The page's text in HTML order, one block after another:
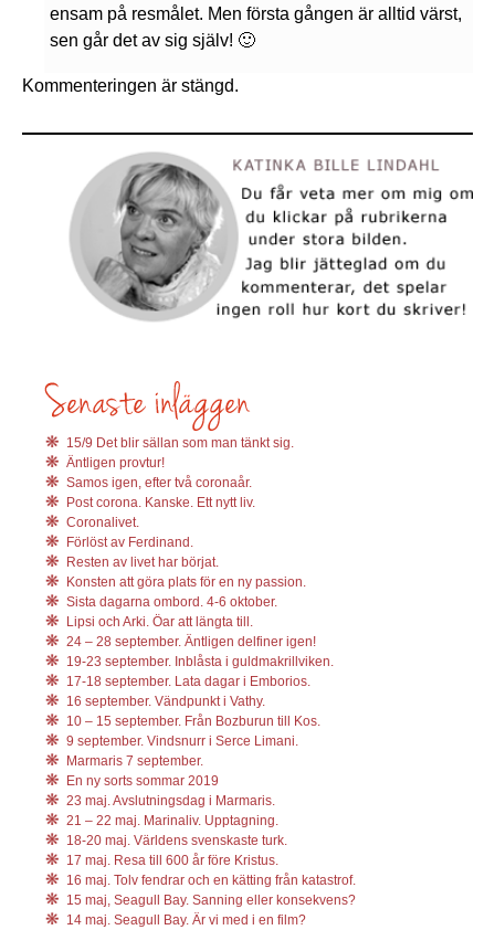
ensam på resmålet. Men första gången är alltid värst,
sen går det av sig själv! 🙂
Kommenteringen är stängd.
15/9 Det blir sällan som man tänkt sig.
Äntligen provtur!
Samos igen, efter två coronaår.
Post corona. Kanske. Ett nytt liv.
Coronalivet.
Förlöst av Ferdinand.
Resten av livet har börjat.
Konsten att göra plats för en ny passion.
Sista dagarna ombord. 4-6 oktober.
Lipsi och Arki. Öar att längta till.
24 – 28 september. Äntligen delfiner igen!
19-23 september. Inblåsta i guldmakrillviken.
17-18 september. Lata dagar i Emborios.
16 september. Vändpunkt i Vathy.
10 – 15 september. Från Bozburun till Kos.
9 september. Vindsnurr i Serce Limani.
Marmaris 7 september.
En ny sorts sommar 2019
23 maj. Avslutningsdag i Marmaris.
21 – 22 maj. Marinaliv. Upptagning.
18-20 maj. Världens svenskaste turk.
17 maj. Resa till 600 år före Kristus.
16 maj. Tolv fendrar och en kätting från katastrof.
15 maj, Seagull Bay. Sanning eller konsekvens?
14 maj. Seagull Bay. Är vi med i en film?